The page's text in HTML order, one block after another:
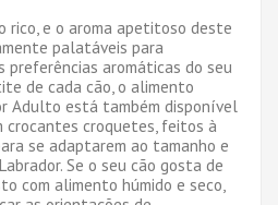
rico, e o aroma apetitoso deste
palatáveis para
aromáticas do seu
de cada cão, o alimento
Adulto está também disponível
crocantes croquetes, feitos à
se adaptarem ao tamanho e
Se o seu cão gosta de
com alimento húmido e seco,